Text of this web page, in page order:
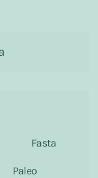
Fasta
Paleo